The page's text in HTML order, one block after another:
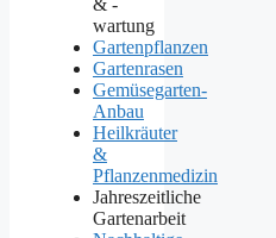
& -
wartung
Gartenpflanzen
Gartenrasen
Gemüsegarten-
Anbau
Heilkräuter
&
Pflanzenmedizin
Jahreszeitliche
Gartenarbeit